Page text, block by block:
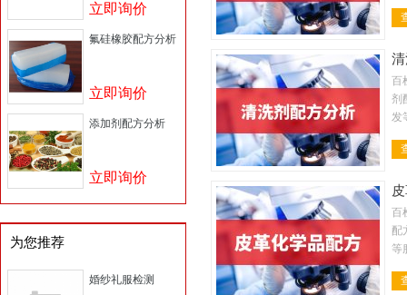
立即询价
氟硅橡胶配方分析
立即询价
添加剂配方分析
立即询价
为您推荐
婚纱礼服检测
百
剂
发
百
配
等